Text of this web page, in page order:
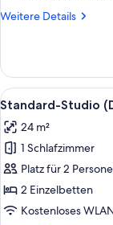
Weitere Details
Weitere
(Triple
Alle
Fotos
für
Standard-
Studio
(Double
or
37
Standard-Studio
24 m²
1 Schlafzimmer
Platz für 2
2 Einzelbetten
Kostenloses